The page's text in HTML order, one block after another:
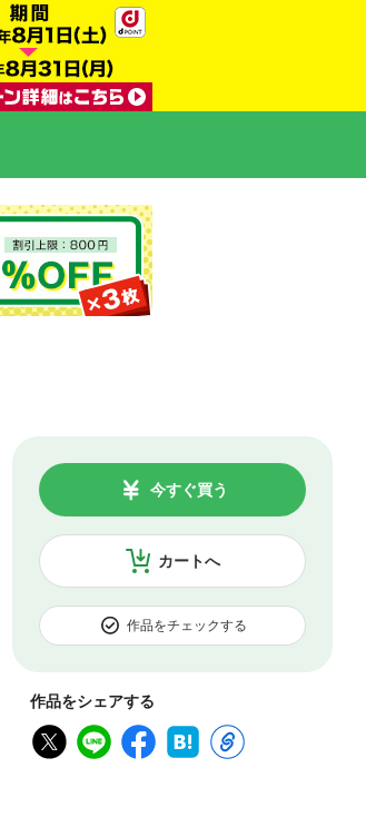
カートへ
今すぐ買う
作品をチェックする
作品をシェアする